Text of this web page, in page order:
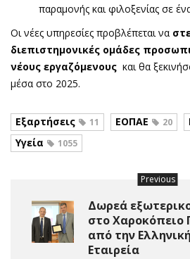
παραμονής και φιλοξενίας σε
Οι νέες υπηρεσίες προβλέπεται να
διεπιστημονικές ομάδες
νέους εργαζόμενους και θα
μέσα στο 2025.
Εξαρτήσεις 11 ΕΟΠΑΕ 20
Υγεία 1055
Previous
Δωρεά
στο Χαροκόπειο
από την
Εταιρεία